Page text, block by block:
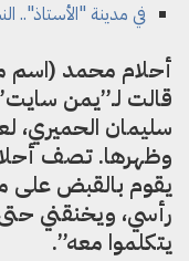
في مدينة "الأستاذ"..
أحلام محمد (اسم
قالت لـ”يمن
سليمان الحميري،
وظهرها. تصف
يقوم بالقبض على
رأسي، ويخنقني
يتكلموا معه”.